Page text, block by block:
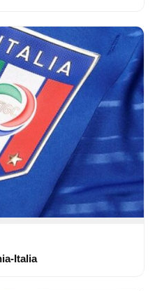
Italia